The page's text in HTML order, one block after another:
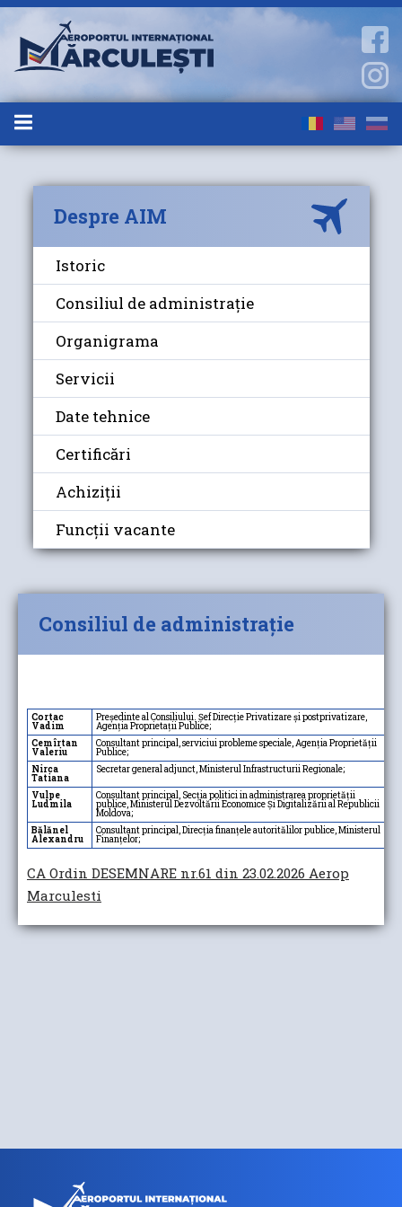
Despre AIM
Istoric
Consiliul de administrație
Organigrama
Servicii
Date tehnice
Certificări
Achiziții
Funcții vacante
Consiliul de administrație
Cortac
Vadim
Preşedinte al Consiliului. Șef Direcție Privatizare și postprivatizare,
Agenția Proprietații Publice;
Cemîrtan
Valeriu
Consultant principal, serviciui probleme speciale, Agenția Proprietății
Publice;
Nirca
Tatiana
Secretar general adjunct, Ministerul Infrastructurii Regionale;
Vulpe
Ludmila
Consultant principal, Secția politici in administrarea proprietății
publice, Ministerul Dezvoltării Economice Și Digitalizării al Republicii
Moldova;
Bălănel
Alexandru
Consultant principal, Direcția finanțele autoritălilor publice, Ministerul
Finanțelor;
CA Ordin DESEMNARE nr.61 din 23.02.2026 Aerop
Marculesti